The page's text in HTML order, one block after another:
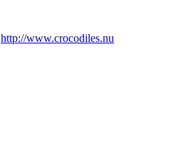
http://www.crocodiles.nu